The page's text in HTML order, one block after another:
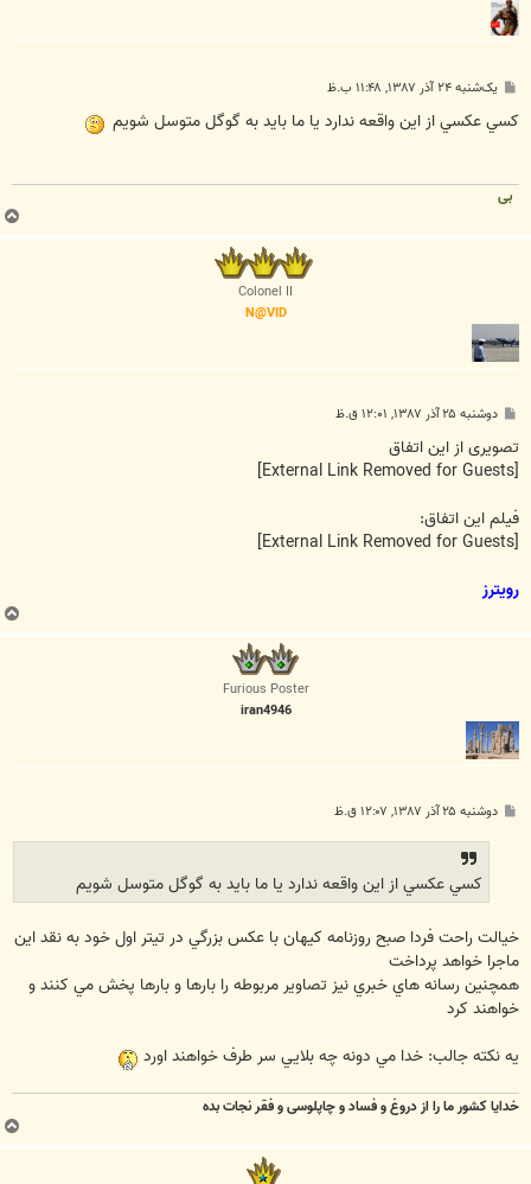
پ
ت
یک‌شنبه ۲۴ آذر ۱۳۸۷, ۱۱:۴۸ ب.ظ
کسي عکسي از اين واقعه ندارد يا ما بايد به گوگل متوسل شويم
بی
ب
ا
Colonel II
N@VID
پ
ت
دوشنبه ۲۵ آذر ۱۳۸۷, ۱۲:۰۱ ق.ظ
تصویری از این اتفاق
فیلم این اتفاق:
رویترز
ب
ا
Furious Poster
iran4946
پ دوشنبه ۲۵ آذر ۱۳۸۷, ۱۲:۰۷ ق.ظ
کسي عکسي از اين واقعه ندارد يا ما بايد به گوگل متوسل شويم
خيالت راحت فردا صبح روزنامه کيهان با عکس بزرگي در تيتر اول خود به نقد اين
ماجرا خواهد پرداخت
همچنين رسانه هاي خبري نيز تصاوير مربوطه را بارها و بارها پخش مي کنند و
خواهند کرد
يه نکته جالب: خدا مي دونه چه بلايي سر طرف خواهند اورد
خدایا کشور ما را از دروغ و فساد و چاپلوسی و فقر نجات بده
ب
ا